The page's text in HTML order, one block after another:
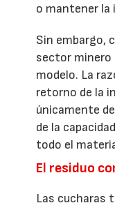
o mantener
Sin embargo,
sector minero
modelo. La
retorno de la
únicamente
de la
todo el
El residuo
Las cucharas